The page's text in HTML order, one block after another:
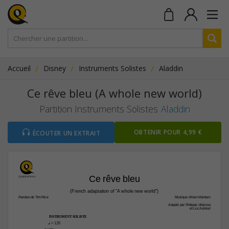
Accueil Disney Instruments Solistes Aladdin
Ce rêve bleu (A whole new world)
Partition Instruments Solistes Aladdin
ÉCOUTER UN EXTRAIT OBTENIR POUR 4,99 €
Ce rêve bleu
Paroles de Tim Rice Musique d'Alan Menken
Adapté par Philippe Videcoq
et Luc Aulivier
q = 120
INSTRUMENT SOLISTE
(French adaptation of "A whole new world")